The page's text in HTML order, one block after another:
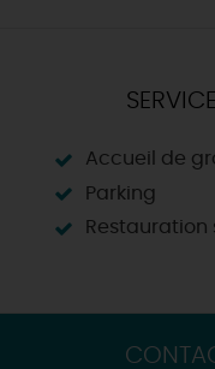
Accueil de
Parking
Restauration